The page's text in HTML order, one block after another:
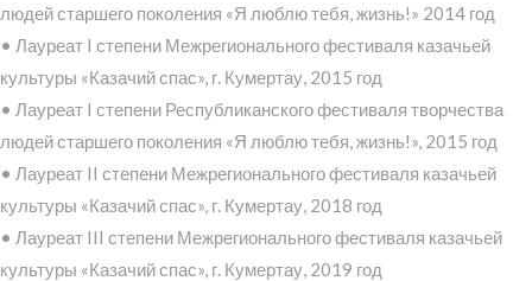
людей старшего поколения «Я люблю тебя, жизнь!» 2014 год
• Лауреат I степени Межрегионального фестиваля казачьей
культуры «Казачий спас», г. Кумертау, 2015 год
• Лауреат I степени Республиканского фестиваля творчества
людей старшего поколения «Я люблю тебя, жизнь!», 2015 год
• Лауреат II степени Межрегионального фестиваля казачьей
культуры «Казачий спас», г. Кумертау, 2018 год
• Лауреат III степени Межрегионального фестиваля казачьей
культуры «Казачий спас», г. Кумертау, 2019 год